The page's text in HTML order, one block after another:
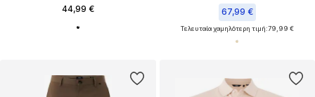
44,99 € 67,99 €
Τελευταία χαμηλότερη τιμή:79,99 €